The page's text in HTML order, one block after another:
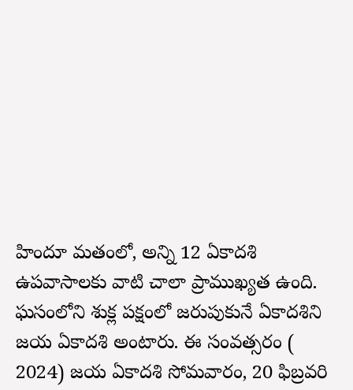
హిందూ మతంలో, అన్ని 12 ఏకాదశి
ఉపవాసాలకు వాటి చాలా ప్రాముఖ్యత ఉంది.
మాఘమాసంలోని శుక్ల పక్షంలో జరుపుకునే ఏకాదశిని
జయ ఏకాదశి అంటారు. ఈ సంవత్సరం (
2024) జయ ఏకాదశి సోమవారం, 20 ఫిబ్రవరి